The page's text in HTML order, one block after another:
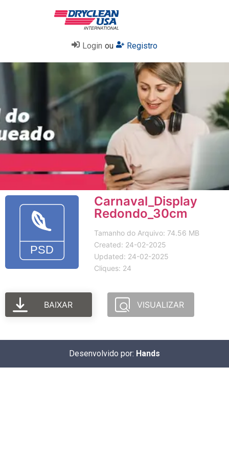
Login ou Registro
Carnaval_Display
Redondo_30cm
Tamanho do Arquivo: 74.56 MB
Created: 24-02-2025
Updated: 24-02-2025
Cliques: 24
BAIXAR VISUALIZAR
Desenvolvido por: Hands